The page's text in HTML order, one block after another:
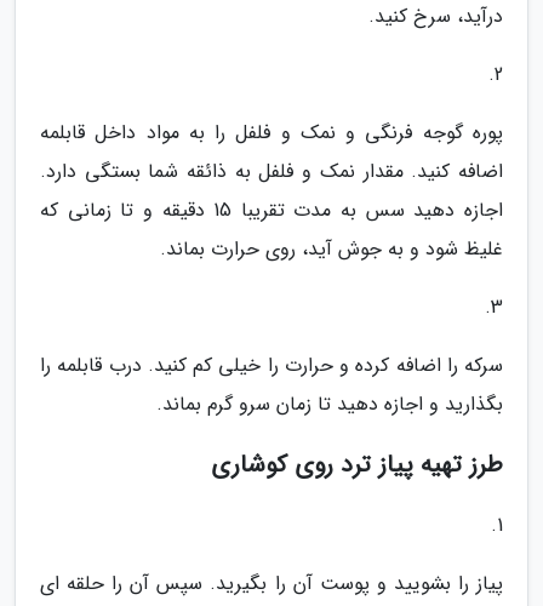
درآید، سرخ کنید.
2.
پوره گوجه فرنگی و نمک و فلفل را به مواد داخل قابلمه
اضافه کنید. مقدار نمک و فلفل به ذائقه شما بستگی دارد.
اجازه دهید سس به مدت تقریبا 15 دقیقه و تا زمانی که
غلیظ شود و به جوش آید، روی حرارت بماند.
3.
سرکه را اضافه کرده و حرارت را خیلی کم کنید. درب قابلمه را
بگذارید و اجازه دهید تا زمان سرو گرم بماند.
طرز تهیه پیاز ترد روی کوشاری
1.
پیاز را بشویید و پوست آن را بگیرید. سپس آن را حلقه ای